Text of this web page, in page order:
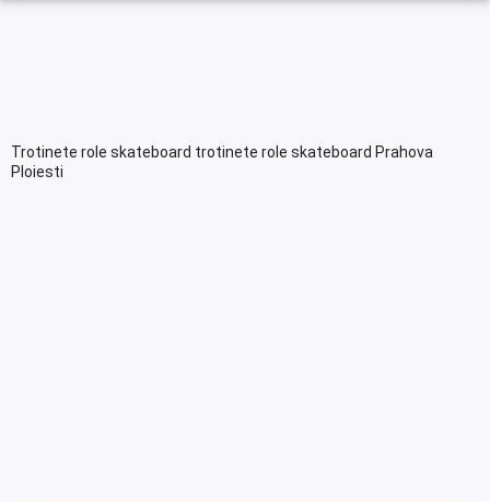
Trotinete role skateboard trotinete role skateboard Prahova
Ploiesti